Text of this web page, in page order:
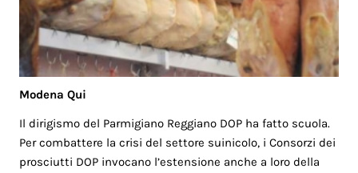
Modena Qui
Il dirigismo del Parmigiano Reggiano DOP ha fatto scuola.
Per combattere la crisi del settore suinicolo, i Consorzi dei
prosciutti DOP invocano l’estensione anche a loro della